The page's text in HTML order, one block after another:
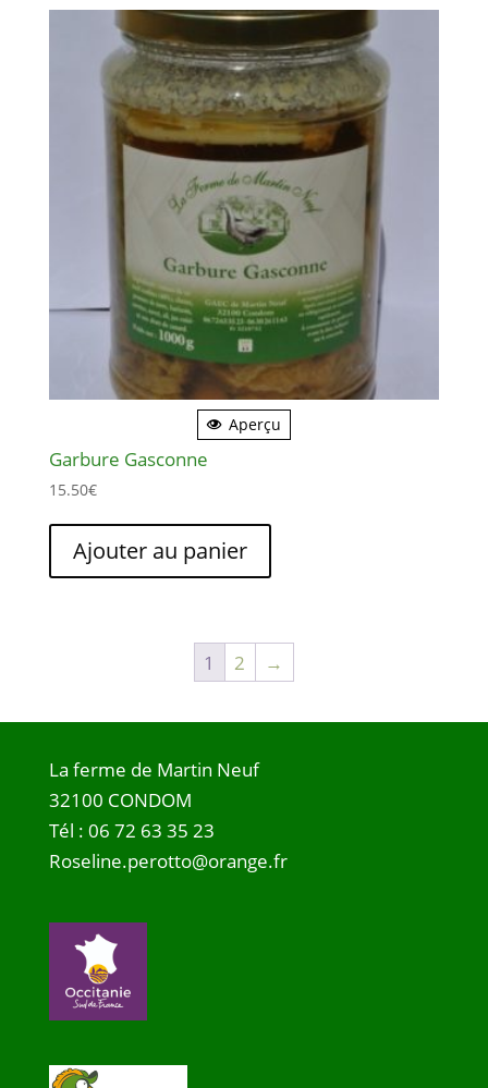
Aperçu
Garbure Gasconne
15.50€
Ajouter au panier
1 2 →
La ferme de Martin Neuf
32100 CONDOM
Tél : 06 72 63 35 23
Roseline.perotto@orange.fr